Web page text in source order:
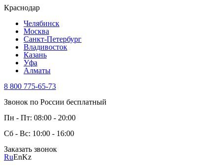
Краснодар
Челябинск
Москва
Санкт-Петербург
Владивосток
Казань
Уфа
Алматы
8 800 775-65-73
Звонок по России бесплатный
Пн - Пт: 08:00 - 20:00
Сб - Вс: 10:00 - 16:00
Заказать звонок
RuEnKz